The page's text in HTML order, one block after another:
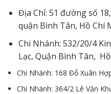
Địa Chỉ: 51 đường số
quận Bình Tân, Hồ Chí
Chi Nhánh: 532/20/4
Lạc, Quận Bình Tân,
Chi Nhánh: 168 Đỗ Xuân
Chi Nhánh: 364/2 Lê Văn